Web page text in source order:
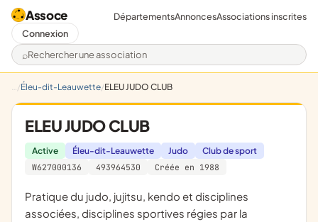
Assoce
Rechercher une association
DépartementsAnnoncesAssociations inscrites
Connexion
Éleu-dit-Leauwette ELEU JUDO CLUB
ELEU JUDO CLUB
Active Éleu-dit-Leauwette Judo
Club de sport
W627000136
493964530 Créée en 1988
pratique du judo, jujitsu, kendo et disciplines
associées, disciplines sportives régies par la